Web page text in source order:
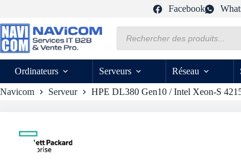
contenu
Facebook
produits
Ordinateurs
Serveurs Réseau
Navicom Serveur HPE DL380 Gen10 / Intel Xeon-S